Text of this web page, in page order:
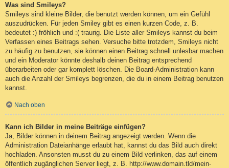
Was sind Smileys?
Smileys sind kleine Bilder, die benutzt werden können, um ein Gefühl
auszudrücken. Für jeden Smiley gibt es einen kurzen Code, z. B.
bedeutet :) fröhlich und :( traurig. Die Liste aller Smileys kannst du beim
Verfassen eines Beitrags sehen. Versuche bitte trotzdem, Smileys nicht
zu häufig zu benutzen, sie können einen Beitrag schnell unlesbar machen
und ein Moderator könnte deshalb deinen Beitrag entsprechend
überarbeiten oder gar komplett löschen. Die Board-Administration kann
auch die Anzahl der Smileys begrenzen, die du in einem Beitrag benutzen
kannst.
Nach oben
Kann ich Bilder in meine Beiträge einfügen?
Ja, Bilder können in deinem Beitrag angezeigt werden. Wenn die
Administration Dateianhänge erlaubt hat, kannst du das Bild auch direkt
hochladen. Ansonsten musst du zu einem Bild verlinken, das auf einem
öffentlich zugänglichen Server liegt, z. B. http://www.domain.tld/mein-